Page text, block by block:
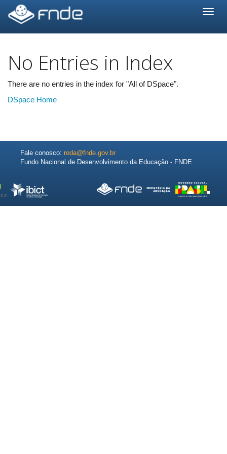
navigation
No Entries in Index
There are no entries in the index for "All of DSpace".
DSpace Home
Fale conosco: roda@fnde.gov.br
Fundo Nacional de Desenvolvimento da Educação - FNDE